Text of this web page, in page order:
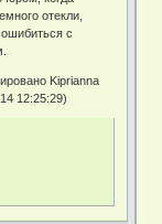
отекли,
с
Kiprianna
12:25:29)